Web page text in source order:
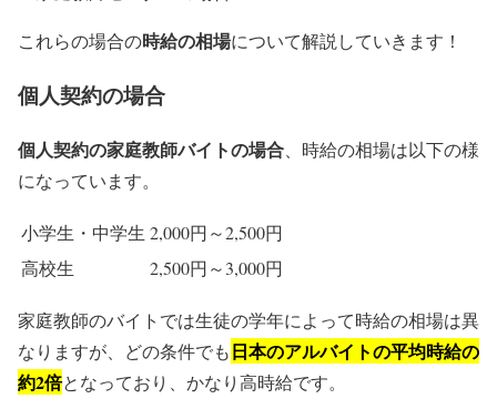
これらの場合の時給の相場について解説していきます！
個人契約の場合
個人契約の家庭教師バイトの場合 、時給の相場は以下の様
になっています。
小学生・中学生 2,000円～2,500円
高校生
2,500円～3,000円
家庭教師のバイトでは生徒の学年によって時給の相場は異
なりますが、どの条件でも日本のアルバイトの平均時給の
約2倍となっており、かなり高時給です。